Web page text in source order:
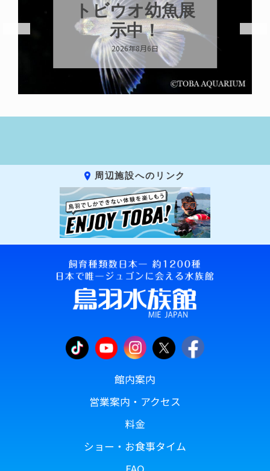
トビウオ幼魚展
示中！
2026年8月6日
周辺施設へのリンク
館内案内
営業案内・アクセス
料金
ショー・お食事タイム